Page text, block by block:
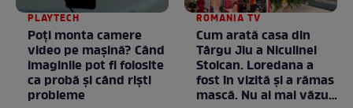
PLAYTECH
Poți monta camere
video pe mașină? Când
imaginile pot fi folosite
ca probă și când riști
probleme
ROMANIA TV
Cum arată casa din
Târgu Jiu a Niculinei
Stoican. Loredana a
fost în vizită și a rămas
mască. Nu ai mai văzut